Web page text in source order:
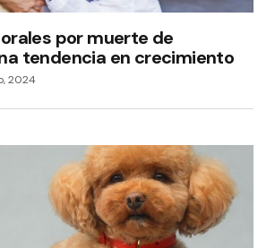
por muerte de
tendencia en crecimiento
2024